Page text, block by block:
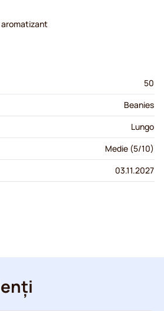
50
Beanies
Lungo
Medie (5/10)
03.11.2027